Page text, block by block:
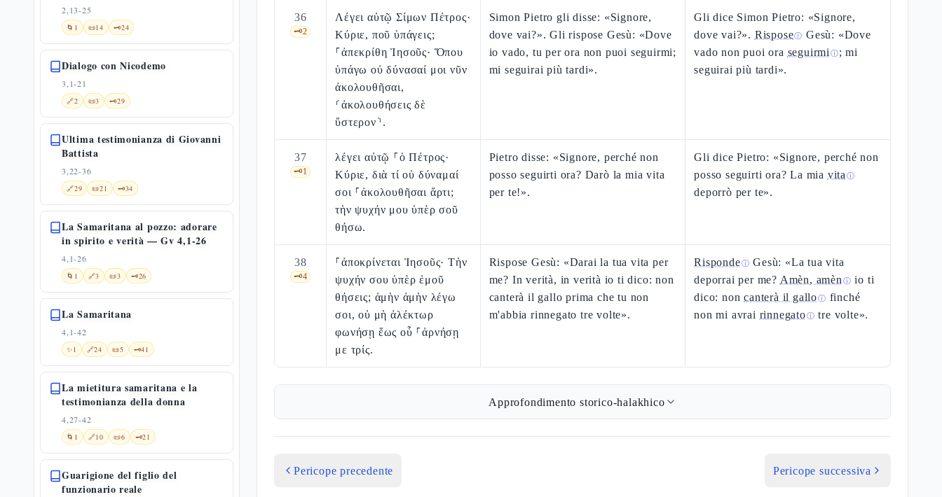
2,13-25
🌀 1 📜14 🗝️24
Dialogo con Nicodemo
3,1-21
🔗2 📜3 🗝️29
Ultima testimonianza di Giovanni
Battista
3,22-36
🔗29 📜21 🗝️34
La Samaritana al pozzo: adorare
in spirito e verità — Gv 4,1-26
4,1-26
🌀 1 🔗3 📜3 🗝️26
La Samaritana
4,1-42
✨1 🔗24 📜5 🗝️41
La mietitura samaritana e la
testimonianza della donna
4,27-42
🌀 1 🔗10 📜6 🗝️21
Guarigione del figlio del
funzionario reale
36
🗝️2
Λέγει αὐτῷ Σίμων Πέτρος·
Κύριε, ποῦ ὑπάγεις;
⸀ἀπεκρίθη Ἰησοῦς· Ὅπου
ὑπάγω οὐ δύνασαί μοι νῦν
ἀκολουθῆσαι,
⸂ἀκολουθήσεις δὲ
ὕστερον⸃.
Simon Pietro gli disse: «Signore,
dove vai?». Gli rispose Gesù: «Dove
io vado, tu per ora non puoi seguirmi;
mi seguirai più tardi».
Gli dice Simon Pietro: «Signore,
dove vai?». Risposeⓘ Gesù: «Dove
vado non puoi ora seguirmi ⓘ; mi
seguirai più tardi».
37
🗝️1
λέγει αὐτῷ ⸀ὁ Πέτρος·
Κύριε, διὰ τί οὐ δύναμαί
σοι ⸀ἀκολουθῆσαι ἄρτι;
τὴν ψυχήν μου ὑπὲρ σοῦ
θήσω.
Pietro disse: «Signore, perché non
posso seguirti ora? Darò la mia vita
per te!».
Gli dice Pietro: «Signore, perché non
posso seguirti ora? La mia vita ⓘ
deporrò per te».
38
🗝️4
⸀ἀποκρίνεται Ἰησοῦς· Τὴν
ψυχήν σου ὑπὲρ ἐμοῦ
θήσεις; ἀμὴν ἀμὴν λέγω
σοι, οὐ μὴ ἀλέκτωρ
φωνήσῃ ἕως οὗ ⸀ἀρνήσῃ
με τρίς.
Rispose Gesù: «Darai la tua vita per
me? In verità, in verità io ti dico: non
canterà il gallo prima che tu non
m'abbia rinnegato tre volte».
Rispondeⓘ Gesù: «La tua vita
deporrai per me? Amèn, amèn ⓘ io ti
dico: noncanterà il galloⓘ finché
non mi avrai rinnegatoⓘ tre volte».
Approfondimento storico-halakhico
Pericope precedente Pericope successiva